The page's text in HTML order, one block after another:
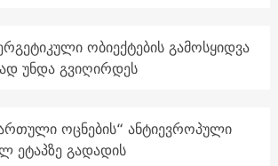
ობიექტების გამოსყიდვა
უნდა გვიღირდეს
ოცნების“ ანტიევროპული
ეტაპზე გადადის